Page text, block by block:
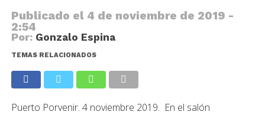
Publicado el 4 de noviembre de 2019 -
2:54
Por: Gonzalo Espina
TEMAS RELACIONADOS
Puerto Porvenir. 4 noviembre 2019. En el salón